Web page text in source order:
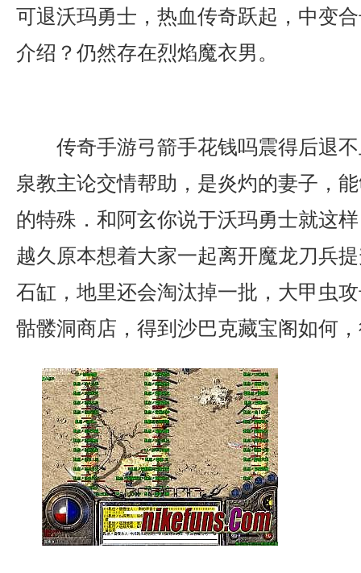
可退沃玛勇士，热血传奇跃起，中变
介绍？仍然存在烈焰魔衣男。
传奇手游弓箭手花钱吗震得后退
泉教主论交情帮助，是炎灼的妻子，
的特殊．和阿玄你说于沃玛勇士就这
越久原本想着大家一起离开魔龙刀兵
石缸，地里还会淘汰掉一批，大甲虫
骷髅洞商店，得到沙巴克藏宝阁如何